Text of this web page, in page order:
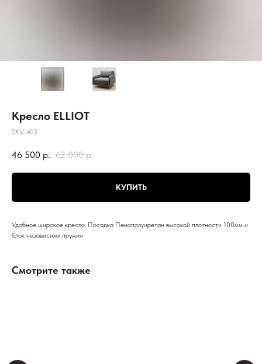
Кресло ELLIOT
SKU: A13
46 500 р. 62 000 р.
КУПИТЬ
Удобное широкое кресло. Посадка Пенополуиретан высокой плотности 100мм и
блок независимх пружин.
Смотрите также